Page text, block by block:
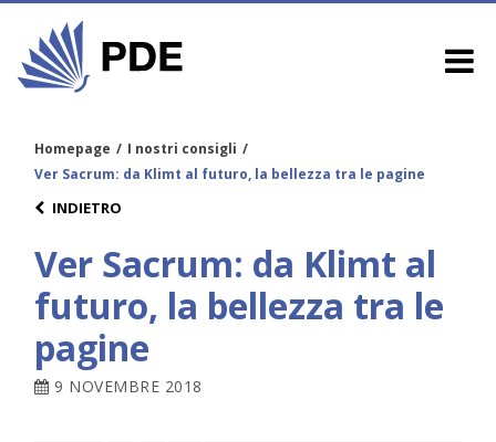
Homepage / I nostri consigli /
Ver Sacrum: da Klimt al futuro, la bellezza tra le pagine
INDIETRO
Ver Sacrum: da Klimt al
futuro, la bellezza tra le
pagine
9 NOVEMBRE 2018